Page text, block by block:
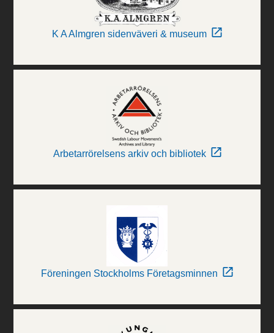
K A Almgren sidenväveri & museum
Arbetarrörelsens arkiv och bibliotek
Föreningen Stockholms Företagsminnen